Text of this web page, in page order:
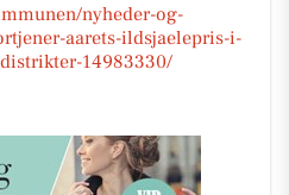
nyheder-og-
aarets-ildsjaelepris-i-
14983330/